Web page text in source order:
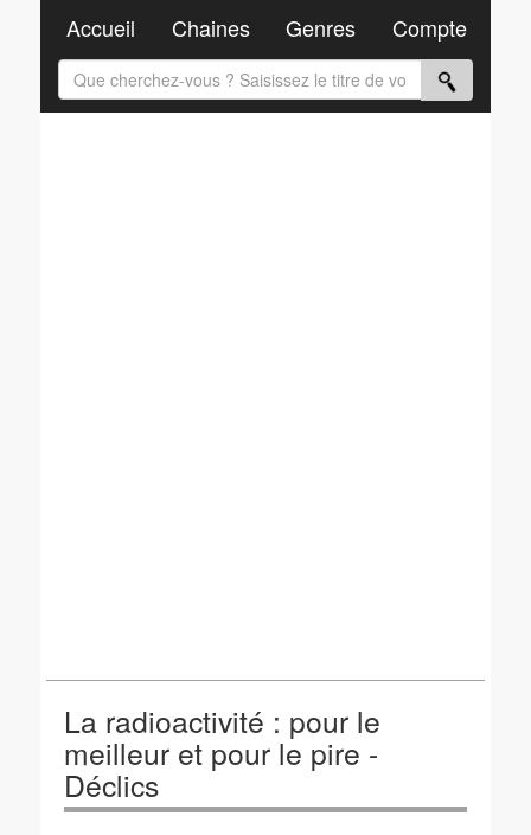
La radioactivité : pour le
meilleur et pour le pire -
Déclics
Accueil Chaines Genres Compte